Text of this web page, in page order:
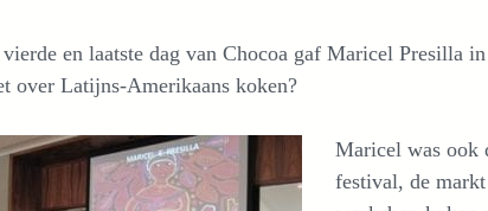
Voedselbos
en laatste dag van Chocoa gaf Maricel Presilla
over Latijns-Amerikaans koken?
Maricel was ook
festival, de markt